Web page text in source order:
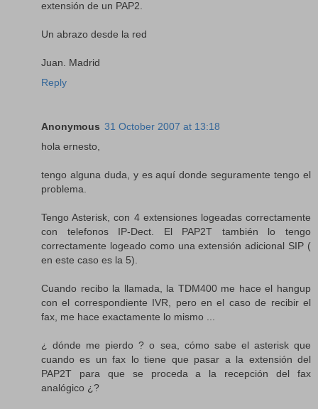
extensión de un PAP2.
Un abrazo desde la red
Juan. Madrid
Reply
Anonymous 31 October 2007 at 13:18
hola ernesto,
tengo alguna duda, y es aquí donde seguramente tengo el
problema.
Tengo Asterisk, con 4 extensiones logeadas correctamente
con telefonos IP-Dect. El PAP2T también lo tengo
correctamente logeado como una extensión adicional SIP (
en este caso es la 5).
Cuando recibo la llamada, la TDM400 me hace el hangup
con el correspondiente IVR, pero en el caso de recibir el
fax, me hace exactamente lo mismo ...
¿ dónde me pierdo ? o sea, cómo sabe el asterisk que
cuando es un fax lo tiene que pasar a la extensión del
PAP2T para que se proceda a la recepción del fax
analógico ¿?